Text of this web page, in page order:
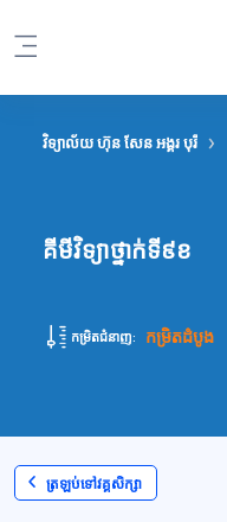
វិទ្យាល័យ ហ៊ុន សែន អង្គរ បុរី
គីមីវិទ្យាថ្នាក់ទី៩ខ
កម្រិតជំនាញ: កម្រិតដំបូង
ត្រឡប់ទៅវគ្គសិក្សា